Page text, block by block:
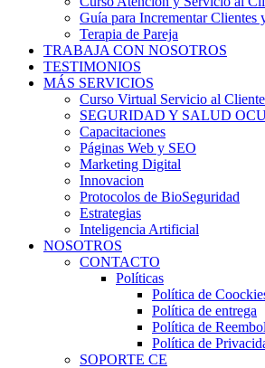
Guía para Incrementar Clientes
Terapia de Pareja
TRABAJA CON NOSOTROS
TESTIMONIOS
MÁS SERVICIOS
Curso Virtual Servicio al Cliente
SEGURIDAD Y SALUD
Capacitaciones
Páginas Web y SEO
Marketing Digital
Innovacion
Protocolos de BioSeguridad
Estrategias
Inteligencia Artificial
NOSOTROS
CONTACTO
Políticas
Política de
Política de entrega
Política de
Política de
SOPORTE CE